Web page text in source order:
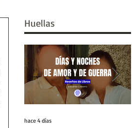
Huellas
hace 4 días